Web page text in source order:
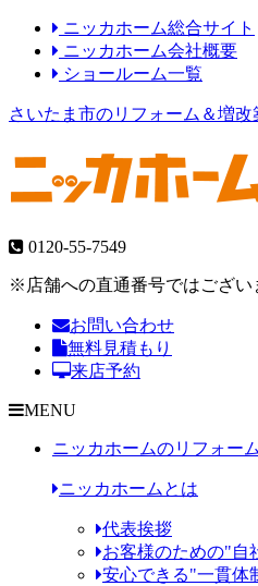
ニッカホーム総合サイト
ニッカホーム会社概要
ショールーム一覧
さいたま市のリフォーム＆増改
0120-55-7549
※店舗への直通番号ではござい
お問い合わせ
無料見積もり
来店予約
MENU
ニッカホームのリフォーム
ニッカホームとは
代表挨拶
お客様のための"自
安心できる"一貫体